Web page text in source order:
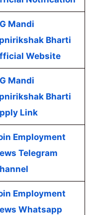
Mandi
Bharti
Website
Mandi
Bharti
Link
Employment
Telegram
Employment
Whatsapp